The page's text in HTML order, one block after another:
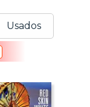
Usados